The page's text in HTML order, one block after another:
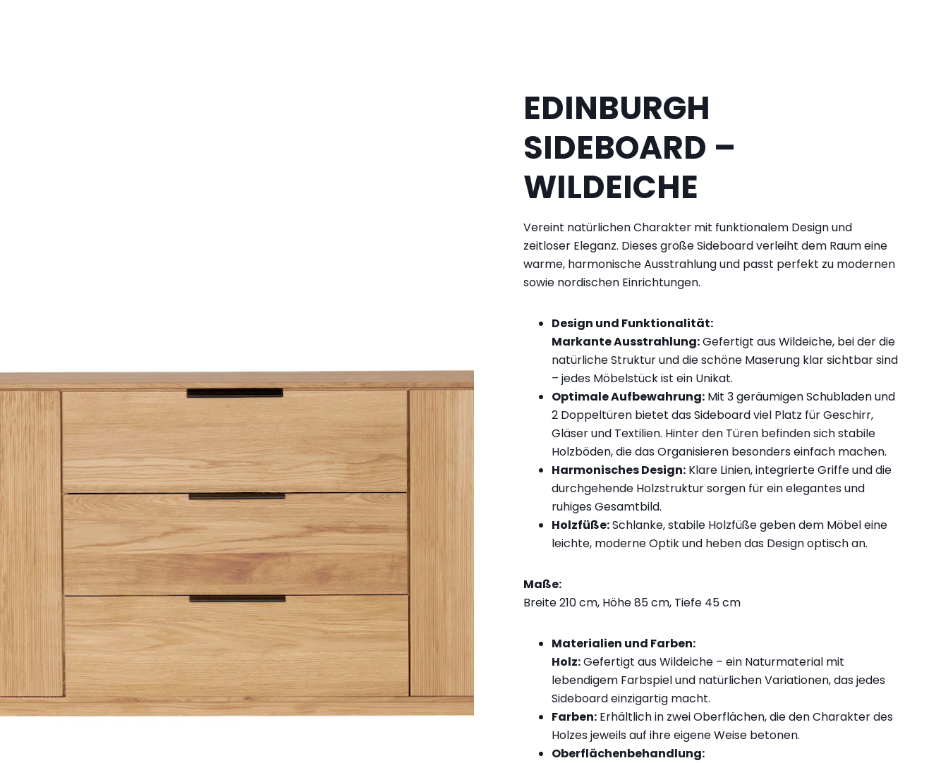
EDINBURGH
SIDEBOARD –
WILDEICHE
Vereint natürlichen Charakter mit funktionalem Design und
zeitloser Eleganz. Dieses große Sideboard verleiht dem Raum eine
warme, harmonische Ausstrahlung und passt perfekt zu modernen
sowie nordischen Einrichtungen.
Design und Funktionalität:
Markante Ausstrahlung:Gefertigt aus Wildeiche, bei der die
natürliche Struktur und die schöne Maserung klar sichtbar sind
– jedes Möbelstück ist ein Unikat.
Optimale Aufbewahrung: Mit 3 geräumigen Schubladen und
2 Doppeltüren bietet das Sideboard viel Platz für Geschirr,
Gläser und Textilien. Hinter den Türen befinden sich stabile
Holzböden, die das Organisieren besonders einfach machen.
Harmonisches Design: Klare Linien, integrierte Griffe und die
durchgehende Holzstruktur sorgen für ein elegantes und
ruhiges Gesamtbild.
Holzfüße:Schlanke, stabile Holzfüße geben dem Möbel eine
leichte, moderne Optik und heben das Design optisch an.
Maße:
Breite 210 cm, Höhe 85 cm, Tiefe 45 cm
Materialien und Farben:
Holz:Gefertigt aus Wildeiche – ein Naturmaterial mit
lebendigem Farbspiel und natürlichen Variationen, das jedes
Sideboard einzigartig macht.
Farben: Erhältlich in zwei Oberflächen, die den Charakter des
Holzes jeweils auf ihre eigene Weise betonen.
Oberflächenbehandlung: